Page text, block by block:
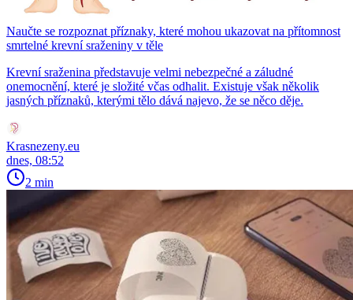
Naučte se rozpoznat příznaky, které mohou ukazovat na přítomnost
smrtelné krevní sraženiny v těle
Krevní sraženina představuje velmi nebezpečné a záludné
onemocnění, které je složité včas odhalit. Existuje však několik
jasných příznaků, kterými tělo dává najevo, že se něco děje.
Krasnezeny.eu
dnes, 08:52
2 min